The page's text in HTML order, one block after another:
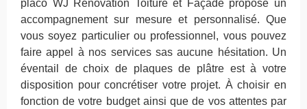
placo WJ Rénovation Toiture et Façade propose un
accompagnement sur mesure et personnalisé. Que
vous soyez particulier ou professionnel, vous pouvez
faire appel à nos services sas aucune hésitation. Un
éventail de choix de plaques de plâtre est à votre
disposition pour concrétiser votre projet. À choisir en
fonction de votre budget ainsi que de vos attentes par